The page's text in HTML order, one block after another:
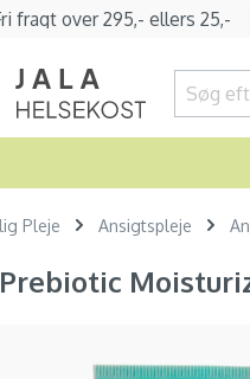
fragt over 295,- ellers 25,-
Pleje Ansigtspleje